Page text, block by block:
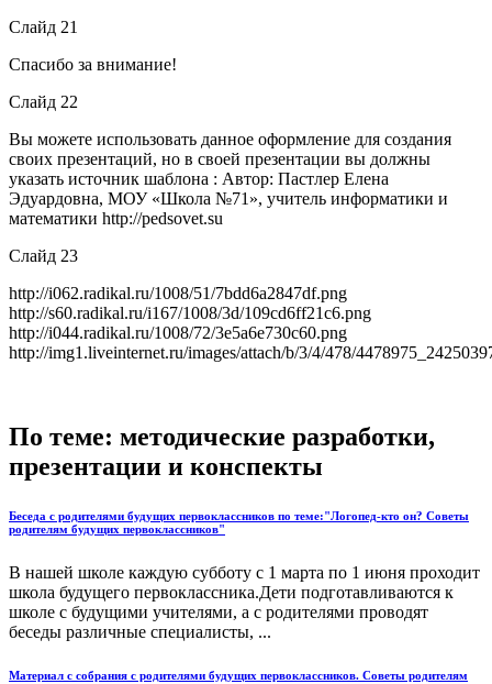
Слайд 21
Спасибо за внимание!
Слайд 22
Вы можете использовать данное оформление для создания
своих презентаций, но в своей презентации вы должны
указать источник шаблона : Автор: Пастлер Елена
Эдуардовна, МОУ «Школа №71», учитель информатики и
математики http://pedsovet.su
Слайд 23
http://i062.radikal.ru/1008/51/7bdd6a2847df.png
http://s60.radikal.ru/i167/1008/3d/109cd6ff21c6.png
http://i044.radikal.ru/1008/72/3e5a6e730c60.png
http://img1.liveinternet.ru/images/attach/b/3/4/478/
По теме: методические разработки,
презентации и конспекты
Беседа с родителями будущих первоклассников по теме:"Логопед-кто он? Советы
родителям будущих первоклассников"
В нашей школе каждую субботу с 1 марта по 1 июня проходит
школа будущего первоклассника.Дети подготавливаются к
школе с будущими учителями, а с родителями проводят
беседы различные специалисты, ...
Материал с собрания с родителями будущих первоклассников. Советы родителям